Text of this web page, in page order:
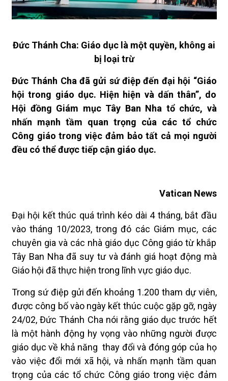
Đức Thánh Cha: Giáo dục là một quyền, không ai
bị loại trừ
Đức Thánh Cha đã gửi sứ điệp đến đại hội “Giáo
hội trong giáo dục. Hiện hiện và dấn thân”, do
Hội đồng Giám mục Tây Ban Nha tổ chức, và
nhấn mạnh tầm quan trọng của các tổ chức
Công giáo trong việc đảm bảo tất cả mọi người
đều có thể được tiếp cận giáo dục.
Vatican News
Đại hội kết thúc quá trình kéo dài 4 tháng, bắt đầu
vào tháng 10/2023, trong đó các Giám mục, các
chuyên gia và các nhà giáo dục Công giáo từ khắp
Tây Ban Nha đã suy tư và đánh giá hoạt động mà
Giáo hội đã thực hiện trong lĩnh vực giáo dục.
Trong sứ điệp gửi đến khoảng 1.200 tham dự viên,
được công bố vào ngày kết thúc cuộc gặp gỡ, ngày
24/02, Đức Thánh Cha nói rằng giáo dục trước hết
là một hành động hy vọng vào những người được
giáo dục về khả năng thay đổi và đóng góp của họ
vào việc đổi mới xã hội, và nhấn mạnh tầm quan
trọng của các tổ chức Công giáo trong việc đảm